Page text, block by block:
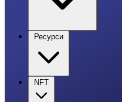
Ресурси
NFT